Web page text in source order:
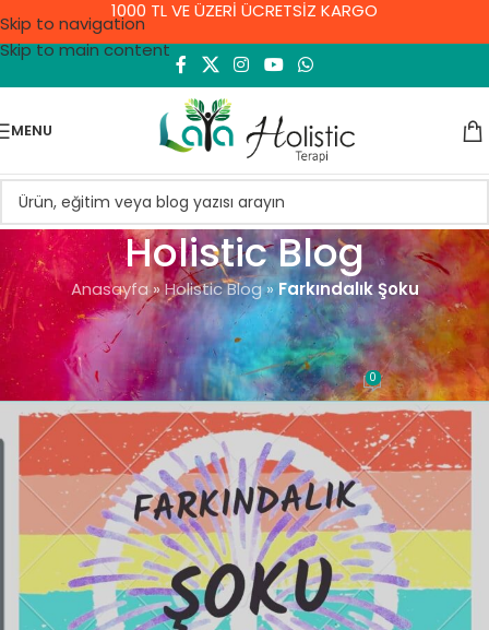
Skip to navigation
Skip to main content
1000 TL VE ÜZERİ ÜCRETSİZ KARGO
MENU
Holistic Blog
Anasayfa»Holistic Blog»Farkındalık Şoku
GENEL
Farkındalık Şoku
Demet YıldırımOn 10 Eylül 2021 0